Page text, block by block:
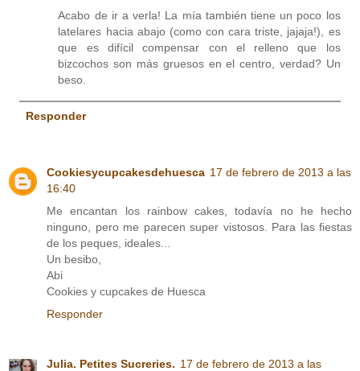
Acabo de ir a verla! La mía también tiene un poco los
latelares hacia abajo (como con cara triste, jajaja!), es
que es difícil compensar con el relleno que los
bizcochos son más gruesos en el centro, verdad? Un
beso.
Responder
Cookiesycupcakesdehuesca 17 de febrero de 2013 a las
16:40
Me encantan los rainbow cakes, todavía no he hecho
ninguno, pero me parecen super vistosos. Para las fiestas
de los peques, ideales...
Un besibo,
Abi
Cookies y cupcakes de Huesca
Responder
Julia. Petites Sucreries. 17 de febrero de 2013 a las